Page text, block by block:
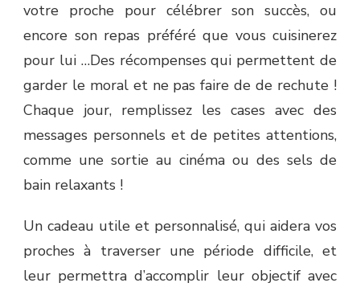
votre proche pour célébrer son succès, ou
encore son repas préféré que vous cuisinerez
pour lui …Des récompenses qui permettent de
garder le moral et ne pas faire de de rechute !
Chaque jour, remplissez les cases avec des
messages personnels et de petites attentions,
comme une sortie au cinéma ou des sels de
bain relaxants !
Un cadeau utile et personnalisé, qui aidera vos
proches à traverser une période difficile, et
leur permettra d’accomplir leur objectif avec